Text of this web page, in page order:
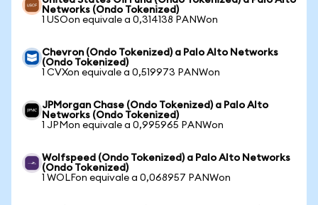
Networks (Ondo Tokenized)
1 USOon equivale a 0,314138 PANWon
Chevron (Ondo Tokenized) a Palo Alto Networks
(Ondo Tokenized)
1 CVXon equivale a 0,519973 PANWon
JPMorgan Chase (Ondo Tokenized) a Palo Alto
Networks (Ondo Tokenized)
1 JPMon equivale a 0,995965 PANWon
Wolfspeed (Ondo Tokenized) a Palo Alto Networks
(Ondo Tokenized)
1 WOLFon equivale a 0,068957 PANWon